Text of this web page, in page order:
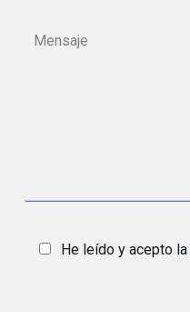
He leído y acepto la